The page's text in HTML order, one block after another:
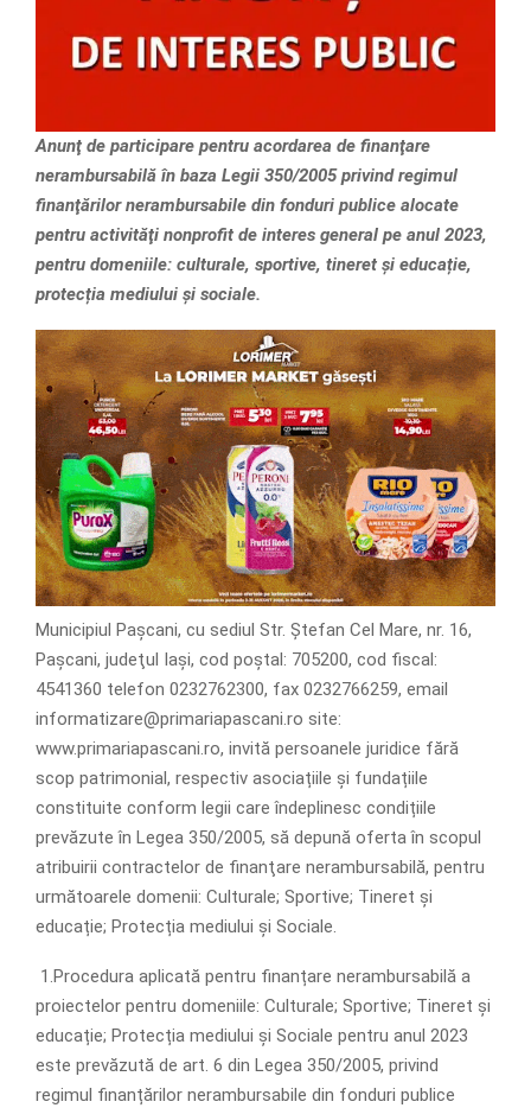
Anunţ de participare pentru acordarea de finanţare
nerambursabilă în baza Legii 350/2005 privind regimul
finanţărilor nerambursabile din fonduri publice alocate
pentru activităţi nonprofit de interes general pe anul 2023,
pentru domeniile: culturale, sportive, tineret și educație,
protecția mediului și sociale.
Municipiul Pașcani, cu sediul Str. Ștefan Cel Mare, nr. 16,
Pașcani, judeţul Iași, cod poștal: 705200, cod fiscal:
4541360 telefon 0232762300, fax 0232766259, email
informatizare@primariapascani.ro site:
www.primariapascani.ro, invită persoanele juridice fără
scop patrimonial, respectiv asociațiile și fundațiile
constituite conform legii care îndeplinesc condițiile
prevăzute în Legea 350/2005, să depună oferta în scopul
atribuirii contractelor de finanţare nerambursabilă, pentru
următoarele domenii: Culturale; Sportive; Tineret și
educație; Protecția mediului și Sociale.
1.Procedura aplicată pentru finanțare nerambursabilă a
proiectelor pentru domeniile: Culturale; Sportive; Tineret și
educație; Protecția mediului și Sociale pentru anul 2023
este prevăzută de art. 6 din Legea 350/2005, privind
regimul finanțărilor nerambursabile din fonduri publice